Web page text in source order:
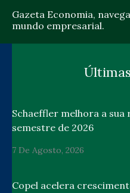
Gazeta Economia,
mundo empresarial.
Schaeffler melhora a
semestre de 2026
7 De Agosto, 2026
Copel acelera